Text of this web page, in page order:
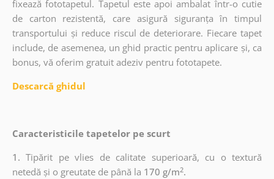
fixează fototapetul. Tapetul este apoi ambalat într-o cutie
de carton rezistentă, care asigură siguranța în timpul
transportului și reduce riscul de deteriorare. Fiecare tapet
include, de asemenea, un ghid practic pentru aplicare și, ca
bonus, vă oferim gratuit adeziv pentru fototapete.
Descarcă ghidul
Caracteristicile tapetelor pe scurt
1.Tipărit pe vlies de calitate superioară, cu o textură
netedă și o greutate de până la 170 g/m2.